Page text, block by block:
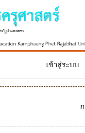
เข้าสู่ระบบ